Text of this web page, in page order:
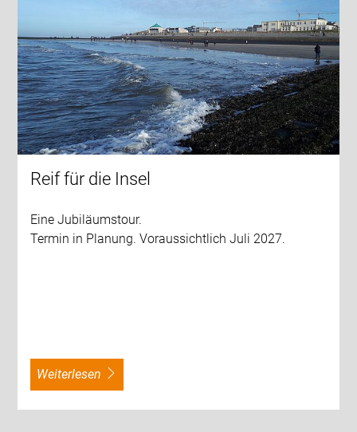
Reif für die Insel
Eine Jubiläumstour.
Termin in Planung. Voraussichtlich Juli 2027.
weiterlesen